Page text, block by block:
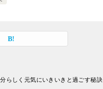
らしく元気にいきいきと過ごす秘訣